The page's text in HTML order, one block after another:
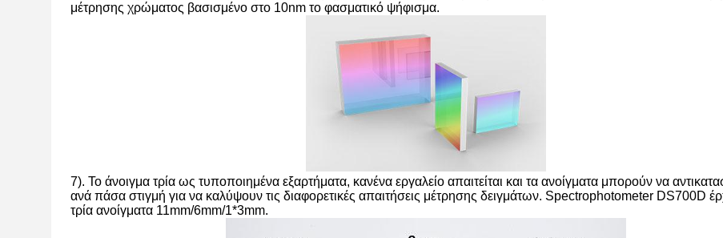
μέτρησης χρώματος βασισμένο στο 10nm το φασματικό ψήφισμα.
7). Το άνοιγμα τρία ως τυποποιημένα εξαρτήματα, κανένα εργαλείο απαιτείται και τα ανοίγματα μπορούν να
ανά πάσα στιγμή για να καλύψουν τις διαφορετικές απαιτήσεις μέτρησης δειγμάτων. Spectrophotometer DS700D
τρία ανοίγματα 11mm/6mm/1*3mm.